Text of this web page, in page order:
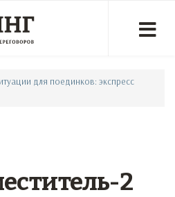
для поединков: экспресс
2